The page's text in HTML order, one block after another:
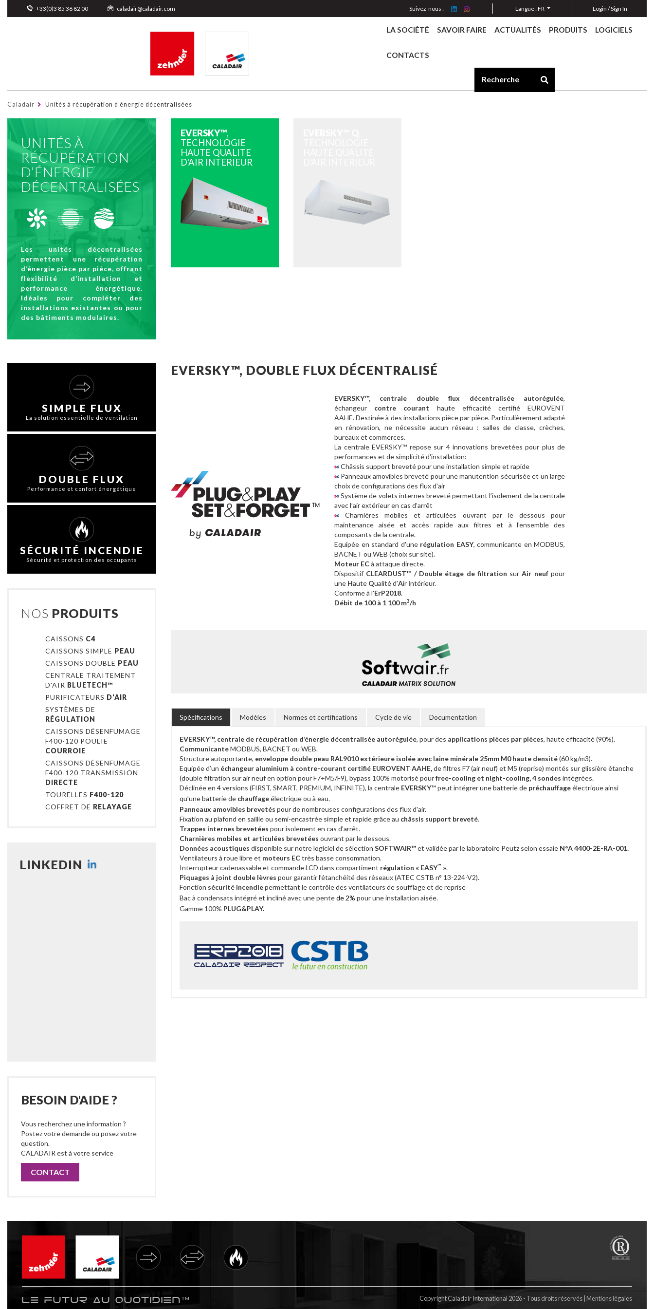
+33(0)3 85 36 82 00 caladair@caladair.com Suivez-nous : Langue :FR Login / Sign In
LA SOCIÉTÉ SAVOIR FAIRE ACTUALITÉS PRODUITS LOGICIELS
CONTACTS
Caladair Unités à récupération d’énergie décentralisées
UNITÉS À
RÉCUPÉRATION
D’ÉNERGIE
DÉCENTRALISÉES
Les unités décentralisées
permettent une récupération
d’énergie pièce par pièce, offrant
flexibilité d’installation et
performance énergétique.
Idéales pour compléter des
installations existantes ou pour
des bâtiments modulaires.
EVERSKY™,
TECHNOLOGIE
HAUTE QUALITE
D'AIR INTERIEUR
SIMPLE FLUX
La solution essentielle de ventilation
DOUBLE FLUX
Performance et confort énergétique
SÉCURITÉ INCENDIE
Sécurité et protection des occupants
NOS PRODUITS
CAISSONS C4
CAISSONS SIMPLE PEAU
CAISSONS DOUBLE PEAU
CENTRALE TRAITEMENT
D'AIR BLUETECH™
PURIFICATEURS D'AIR
SYSTÈMES DE
RÉGULATION
CAISSONS DÉSENFUMAGE
F400-120 POULIE
COURROIE
CAISSONS DÉSENFUMAGE
F400-120 TRANSMISSION
DIRECTE
TOURELLES F400-120
COFFRET DE RELAYAGE
LINKEDIN
BESOIN D'AIDE ?
Vous recherchez une information ?
Postez votre demande ou posez votre
question.
CALADAIR est à votre service
CONTACT
EVERSKY™, DOUBLE FLUX DÉCENTRALISÉ
EVERSKY™, centrale double flux décentralisée autorégulée,
échangeur contre courant haute efficacité certifié EUROVENT
AAHE. Destinée à des installations pièce par pièce. Particulièrement adapté
en rénovation, ne nécessite aucun réseau : salles de classe, crèches,
bureaux et commerces.
La centrale EVERSKY™ repose sur 4 innovations brevetées pour plus de
performances et de simplicité d'installation:
Châssis support breveté pour une installation simple et rapide
Panneaux amovibles breveté pour une manutention sécurisée et un large
choix de configurations des flux d'air
Système de volets internes breveté permettant l’isolement de la centrale
avec l’air extérieur en cas d’arrêt
Charnières mobiles et articulées ouvrant par le dessous pour
maintenance aisée et accès rapide aux filtres et à l’ensemble des
composants de la centrale.
Equipée en standard d'une régulation EASY, communicante en MODBUS,
BACNET ou WEB (choix sur site).
Moteur ECà attaque directe.
Dispositif CLEARDUST™ / Double étage de filtration surAir neufpour
une Haute Qualité d'Air Intérieur.
Conforme à l'ErP2018.
Débit de 100 à 1 100 m3/h
Spécifications Modèles Normes et certifications Cycle de vie Documentation
EVERSKY™, centrale de récupération d’énergie décentralisée autorégulée, pour des applications pièces par pièces, haute efficacité (90%).
CommunicanteMODBUS, BACNET ou WEB.
Structure autoportante, enveloppe double peau RAL9010 extérieure isolée avec laine minérale 25mm M0 haute densité(60 kg/m3).
Equipée d’un échangeur aluminium à contre-courant certifié EUROVENT AAHE,de filtres F7 (air neuf) et M5 (reprise) montés sur glissière étanche
(double filtration sur air neuf en option pour F7+M5/F9), bypass 100% motorisé pourfree-cooling et night-cooling, 4 sondes intégrées.
Déclinée en 4 versions (FIRST, SMART, PREMIUM, INFINITE), la centrale EVERSKY™ peut intégrer une batterie de préchauffageélectrique ainsi
qu’une batterie de chauffageélectrique ou à eau.
Panneaux amovibles brevetés pour de nombreuses configurations des flux d'air.
Fixation au plafond en saillie ou semi-encastrée simple et rapide grâce au châssis support breveté.
Trappes internes brevetées pour isolement en cas d'arrêt.
Charnières mobiles et articulées brevetées ouvrant par le dessous.
Données acoustiques disponible sur notre logiciel de sélection SOFTWAIR™et validée par le laboratoire Peutz selon essaie N°A 4400-2E-RA-001.
Ventilateurs à roue libre et moteurs ECtrès basse consommation.
Interrupteur cadenassable et commande LCD dans compartiment régulation « EASY™ ».
Piquages à joint double lèvres pour garantir l’étanchéité des réseaux (ATEC CSTB n° 13-224-V2).
Fonction sécurité incendiepermettant le contrôle des ventilateurs de soufflage et de reprise
Bac à condensats intégré et incliné avec une pentede 2% pour uneinstallation aisée.
Gamme 100% PLUG&PLAY.
Le futur au quotidien™ Copyright Caladair International 2026 - Tous droits réservés | Mentions légales
Cookies management panel